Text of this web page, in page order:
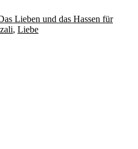
Lieben und das Hassen für
, Liebe